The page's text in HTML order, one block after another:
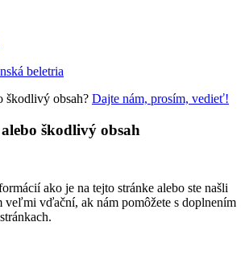
beletria
škodlivý obsah? Dajte nám, prosím, vedieť!
škodlivý obsah
ako je na tejto stránke alebo ste našli
veľmi vďační, ak nám pomôžete s doplnením